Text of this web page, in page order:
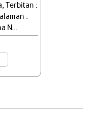
Terbitan :
:
N...